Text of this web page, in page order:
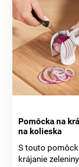
melónov do 20
Rozmery: 35 x
cm.
Pomôcka na
na kolieska
S touto
krájanie